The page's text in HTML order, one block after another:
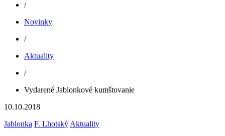
/
Novinky
/
Aktuality
/
Vydarené Jablonkové kumštovanie
10.10.2018
Jablonka F. Lhotský Aktuality